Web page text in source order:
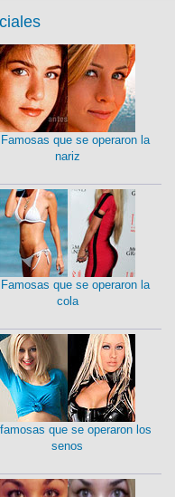
que se operaron la
nariz
que se operaron la
cola
que se operaron los
senos